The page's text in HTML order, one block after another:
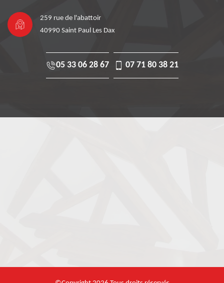
259 rue de l'abattoir
40990 Saint Paul Les Dax
05 33 06 28 67 07 71 80 38 21